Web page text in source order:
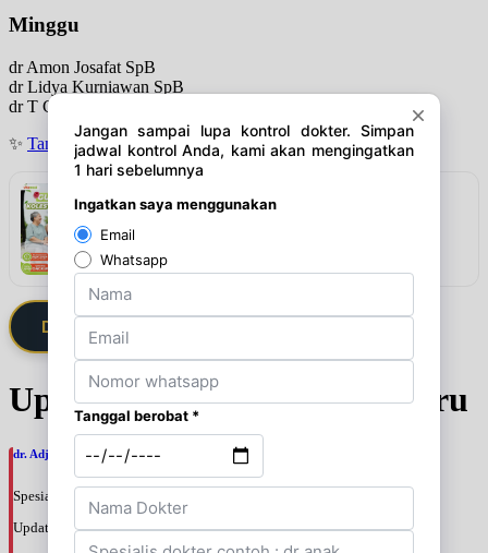
Minggu
dr Amon Josafat SpB
dr Lidya Kurniawan SpB
dr T Chandra Krisynajaya SpB
✨ Tanya jadwal (Respon Cepat)
VITAMEAL Sereal Diabetes Multigrain
Lihat detail & harga →
Daftarkan Saya via Member VIP
Update Jadwal Dokter terbaru
dr. Adji Suprajitno, SpPD
Spesialis: Penyakit Dalam
Update terakhir: 2026-08-07 20:37:59